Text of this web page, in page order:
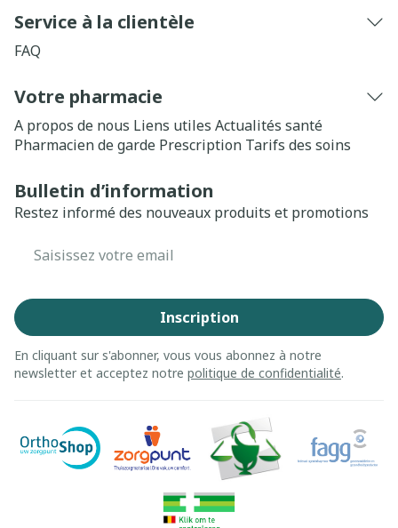
Service à la clientèle
FAQ
Votre pharmacie
A propos de nous Liens utiles Actualités santé
Pharmacien de garde Prescription Tarifs des soins
Bulletin d’information
Restez informé des nouveaux produits et promotions
Inscription
En cliquant sur s'abonner, vous vous abonnez à notre
newsletter et acceptez notre politique de confidentialité.